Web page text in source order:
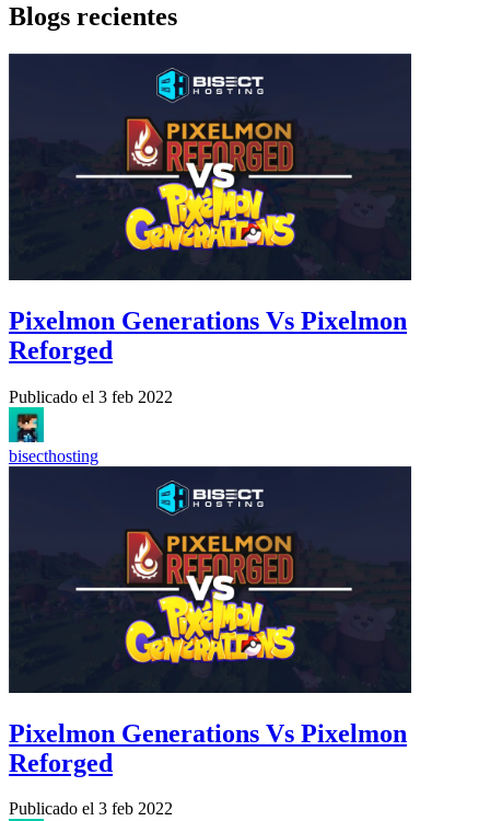
Blogs recientes
Pixelmon Generations Vs Pixelmon
Reforged
Publicado el 3 feb 2022
bisecthosting
Pixelmon Generations Vs Pixelmon
Reforged
Publicado el 3 feb 2022